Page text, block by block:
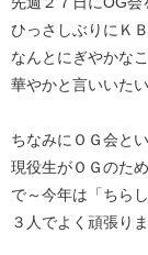
ひっさしぶりにＫ
なんとにぎやかな
華やかと言いいた
ちなみにＯＧ会と
現役生がＯＧのた
で～今年は「ちら
３人でよく頑張りま